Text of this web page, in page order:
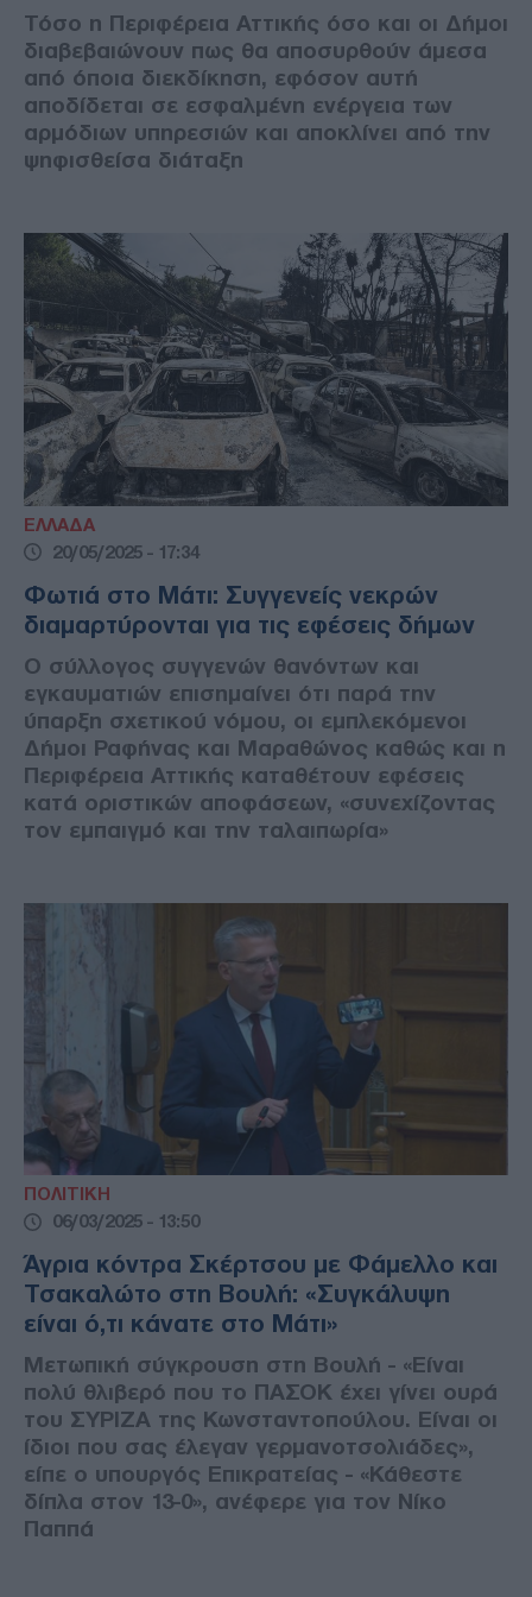
Τόσο η Περιφέρεια Αττικής όσο και οι Δήμοι
διαβεβαιώνουν πως θα αποσυρθούν άμεσα
από όποια διεκδίκηση, εφόσον αυτή
αποδίδεται σε εσφαλμένη ενέργεια των
αρμόδιων υπηρεσιών και αποκλίνει από την
ψηφισθείσα διάταξη
ΕΛΛΑΔΑ
20/05/2025 - 17:34
Φωτιά στο Μάτι: Συγγενείς νεκρών
διαμαρτύρονται για τις εφέσεις δήμων
Ο σύλλογος συγγενών θανόντων και
εγκαυματιών επισημαίνει ότι παρά την
ύπαρξη σχετικού νόμου, οι εμπλεκόμενοι
Δήμοι Ραφήνας και Μαραθώνος καθώς και η
Περιφέρεια Αττικής καταθέτουν εφέσεις
κατά οριστικών αποφάσεων, «συνεχίζοντας
τον εμπαιγμό και την ταλαιπωρία»
ΠΟΛΙΤΙΚΗ
06/03/2025 - 13:50
Άγρια κόντρα Σκέρτσου με Φάμελλο και
Τσακαλώτο στη Βουλή: «Συγκάλυψη
είναι ό,τι κάνατε στο Μάτι»
Μετωπική σύγκρουση στη Βουλή - «Είναι
πολύ θλιβερό που το ΠΑΣΟΚ έχει γίνει ουρά
του ΣΥΡΙΖΑ της Κωνσταντοπούλου. Είναι οι
ίδιοι που σας έλεγαν γερμανοτσολιάδες»,
είπε ο υπουργός Επικρατείας - «Κάθεστε
δίπλα στον 13-0», ανέφερε για τον Νίκο
Παππά